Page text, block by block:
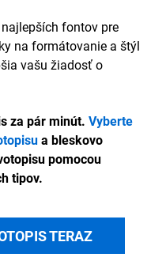
fontov pre
na formátovanie a štýl
vašu žiadosť o
za pár minút. Vyberte
a bleskovo
pomocou
tipov.
TERAZ